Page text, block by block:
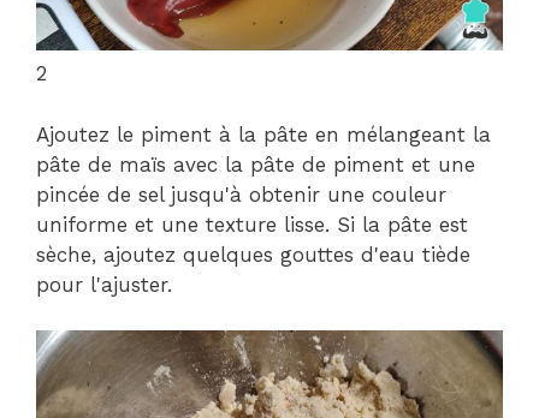
2
Ajoutez le piment à la pâte en mélangeant la
pâte de maïs avec la pâte de piment et une
pincée de sel jusqu'à obtenir une couleur
uniforme et une texture lisse. Si la pâte est
sèche, ajoutez quelques gouttes d'eau tiède
pour l'ajuster.